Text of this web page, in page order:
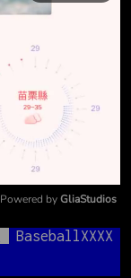
Mute
Powered by GliaStudios
BaseballXXXX